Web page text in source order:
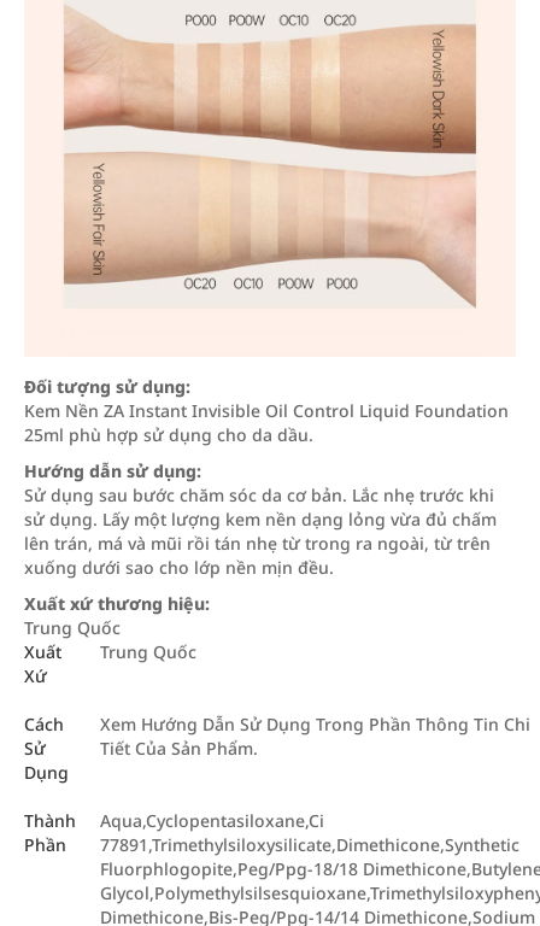
Đối tượng sử dụng:
Kem Nền ZA Instant Invisible Oil Control Liquid Foundation
25ml phù hợp sử dụng cho da dầu.
Hướng dẫn sử dụng:
Sử dụng sau bước chăm sóc da cơ bản. Lắc nhẹ trước khi
sử dụng. Lấy một lượng kem nền dạng lỏng vừa đủ chấm
lên trán, má và mũi rồi tán nhẹ từ trong ra ngoài, từ trên
xuống dưới sao cho lớp nền mịn đều.
Xuất xứ thương hiệu:
Trung Quốc
Xuất
Xứ
Trung Quốc
Cách
Sử
Dụng
Xem Hướng Dẫn Sử Dụng Trong Phần Thông Tin Chi
Tiết Của Sản Phẩm.
Thành
Phần
Aqua,Cyclopentasiloxane,Ci
77891,Trimethylsiloxysilicate,Dimethicone,Synthetic
Fluorphlogopite,Peg/Ppg-18/18
Dimethicone,Bis-Peg/Ppg-14/14 Dimethicone,Sodium